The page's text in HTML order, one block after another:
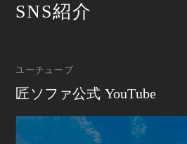
SNS紹介
ユーチューブ
匠ソファ公式 YouTube